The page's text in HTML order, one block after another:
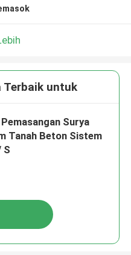
Terbaik untuk
Surya
Tanah Beton Sistem
S